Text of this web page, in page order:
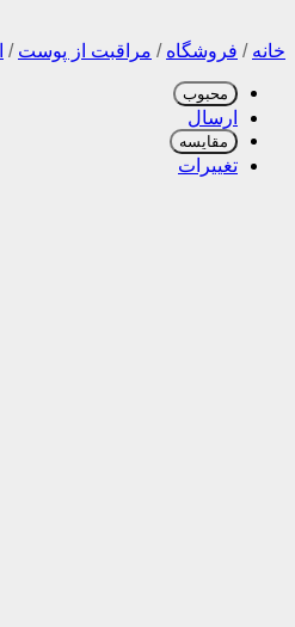
خانه / فروشگاه / مراقبت از پوست /
محبوب
ارسال
مقایسه
تغییرات